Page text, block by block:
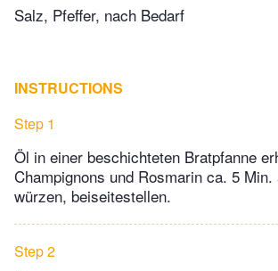
Salz, Pfeffer, nach Bedarf
INSTRUCTIONS
Step 1
Öl in einer beschichteten Bratpfanne
Champignons und Rosmarin ca. 5 Min.
würzen, beiseitestellen.
Step 2